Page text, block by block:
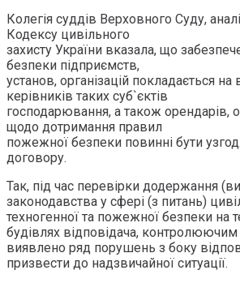
Колегія суддів Верховного Суду,
Кодексу цивільного
захисту України вказала, що
безпеки підприємств,
установ, організацій покладається на
керівників таких суб`єктів
господарювання, а також орендарів,
щодо дотримання правил
пожежної безпеки повинні бути
договору.
Так, під час перевірки додержання
законодавства у сфері (з питань)
техногенної та пожежної безпеки на
будівлях відповідача,
виявлено ряд порушень з боку
призвести до надзвичайної ситуації.